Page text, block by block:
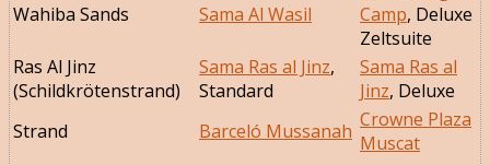
Wahiba Sands Sama Al Wasil
Camp, Deluxe
Zeltsuite
Ras Al Jinz
(Schildkrötenstrand)
Sama Ras al Jinz,
Standard
Sama Ras al
Jinz, Deluxe
Strand
Barceló Mussanah Crowne Plaza
Muscat